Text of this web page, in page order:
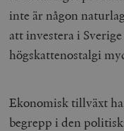
inte är någon
att investera i
högskattenostalgi
Ekonomisk tillväxt
begrepp i den